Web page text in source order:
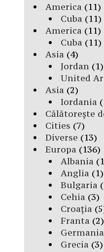
America (11)
Cuba (11)
America (11)
Cuba (11)
Asia (4)
Jordan(1)
United
Asia (2)
Iordania
Călătorește
Cities (7)
Diverse (13)
Europa (136)
Albania
Anglia (1)
Bulgaria
Cehia (3)
Croația
Franta (2)
Germania
Grecia (3)